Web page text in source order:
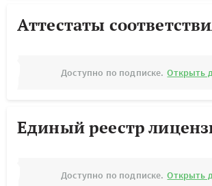
Аттестаты
Доступно по подписке. Открыть
Единый реестр
Доступно по подписке. Открыть